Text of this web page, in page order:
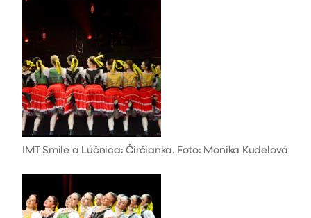
IMT Smile a Lúčnica: Čirčianka. Foto: Monika Kudelová